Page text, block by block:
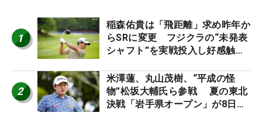
1
稲森佑貴は「飛距離」求め昨年か
らSRに変更 フジクラの“未発表
シャフト”を実戦投入し好感触
ーのヒトネタ！】
2
米澤蓮、丸山茂樹、“平成の怪
物”松坂大輔氏ら参戦 夏の東北
決戦「岩手県オープン」が8日開